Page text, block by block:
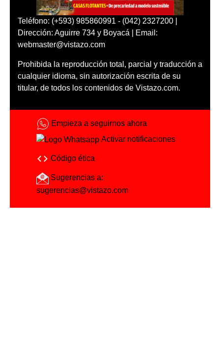
Teléfono: (+593) 985860991 - (042) 2327200 |
Dirección: Aguirre 734 y Boyacá | Email:
webmaster@vistazo.com
Prohibida la reproducción total, parcial y traducción a
cualquier idioma, sin autorización escrita de su
titular, de todos los contenidos de Vistazo.com.
Empieza a seguirnos ahora
Activar notificaciones
Código ética
Sugerencias a:
sugerencias@vistazo.com